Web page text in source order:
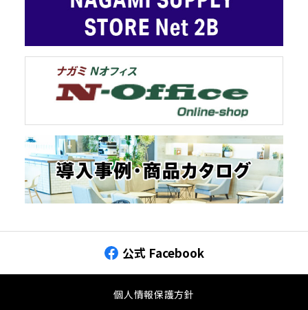
公式 Facebook
個人情報保護方針